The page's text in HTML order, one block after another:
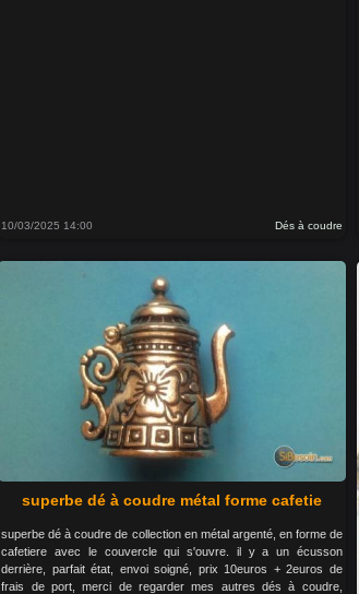
10/03/2025 14:00 Dés à coudre
superbe dé à coudre métal forme cafetie
superbe dé à coudre de collection en métal argenté, en forme de
cafetiere avec le couvercle qui s'ouvre. il y a un écusson
derrière, parfait état, envoi soigné, prix 10euros + 2euros de
frais de port, merci de regarder mes autres dés à coudre,